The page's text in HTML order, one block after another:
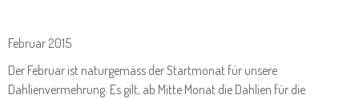
Februar 2015
Der Februar ist naturgemäss der Startmonat für unsere
Dahlienvermehrung. Es gilt, ab Mitte Monat die Dahlien für die